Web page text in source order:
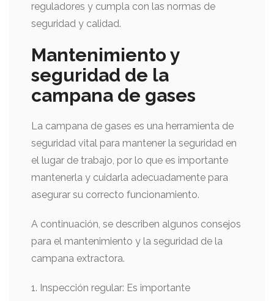
reguladores y cumpla con las normas de
seguridad y calidad.
Mantenimiento y
seguridad de la
campana de gases
La campana de gases es una herramienta de
seguridad vital para mantener la seguridad en
el lugar de trabajo, por lo que es importante
mantenerla y cuidarla adecuadamente para
asegurar su correcto funcionamiento.
A continuación, se describen algunos consejos
para el mantenimiento y la seguridad de la
campana extractora.
1. Inspección regular: Es importante